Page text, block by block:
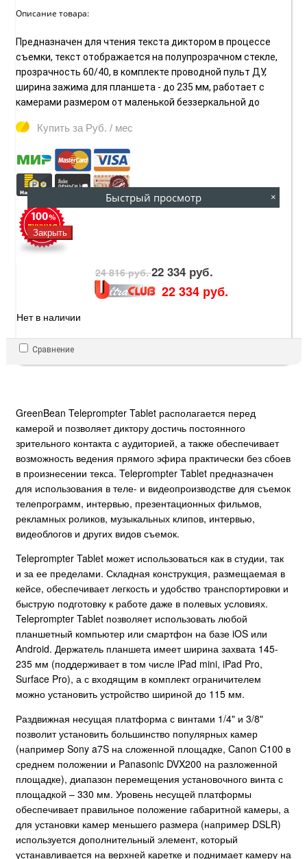
Описание товара:
Предназначен для чтения текста диктором в процессе
съемки, текст отображается на полупрозрачном стекле,
прозрачность 60/40, в комплекте проводной пульт ДУ,
ширина зажима для планшета - до 235 мм, работает с
камерами размером от маленькой беззеркальной до
Купить за Руб. / мес
24 816 руб.22 334 руб.
22 334 руб.
Нет в наличии
Сравнение
GreenBean Teleprompter Tablet располагается перед
камерой и позволяет диктору достичь постоянного
зрительного контакта с аудиторией, а также обеспечивает
возможность ведения прямого эфира практически без сбоев
в произнесении текса. Teleprompter Tablet предназначен
для использования в теле- и видеопроизводстве для съемок
телепрограмм, интервью, презентационных фильмов,
рекламных роликов, музыкальных клипов, интервью,
видеоблогов и других видов съемок.
Teleprompter Tablet может использоваться как в студии, так
и за ее пределами. Складная конструкция, размещаемая в
кейсе, обеспечивает легкость и удобство транспортировки и
быструю подготовку к работе даже в полевых условиях.
Teleprompter Tablet позволяет использовать любой
планшетный компьютер или смартфон на базе iOS или
Android. Держатель планшета имеет ширина захвата 145-
235 мм (поддерживает в том числе iPad mini, iPad Pro,
Surface Pro), а с входящим в комплект ограничителем
можно установить устройство шириной до 115 мм.
Раздвижная несущая платформа с винтами 1/4" и 3/8"
позволит установить большинство популярных камер
(например Sony a7S на сложенной площадке, Canon C100 в
среднем положении и Panasonic DVX200 на разложенной
площадке), диапазон перемещения установочного винта с
площадкой – 330 мм. Уровень несущей платформы
обеспечивает правильное положение габаритной камеры, а
для установки камер меньшего размера (например DSLR)
используется дополнительный элемент, который
устанавливается на верхней каретке и поднимает камеру на
Быстрый просмотр ×
Закрыть